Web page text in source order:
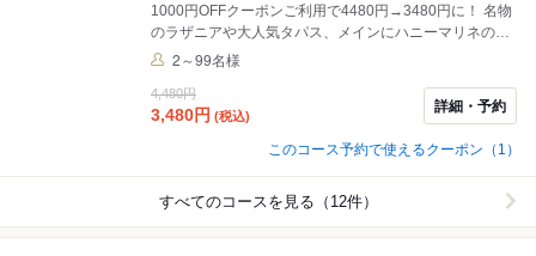
1000円OFFクーポンご利用で4480円→3480円に！ 名物
のラザニアや大人気タパス、メインにハニーマリネのチ
キングリルをご用意した特別プラン◎や女子会など団体
となります。 ※別途1ドリンクご注文をお願いいたしま
す
2～99名様
4,480円
3,480円 (税込)
詳細・予約
このコース予約で使えるクーポン（1）
すべてのコースを見る（12件）